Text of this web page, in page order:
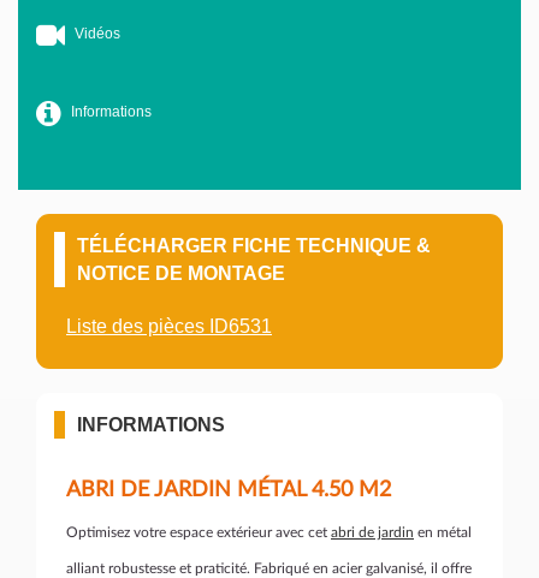
Vidéos
Informations
TÉLÉCHARGER FICHE TECHNIQUE &
NOTICE DE MONTAGE
Liste des pièces ID6531
INFORMATIONS
ABRI DE JARDIN MÉTAL 4.50 M2
Optimisez votre espace extérieur avec cet abri de jardin en métal
alliant robustesse et praticité. Fabriqué en acier galvanisé, il offre